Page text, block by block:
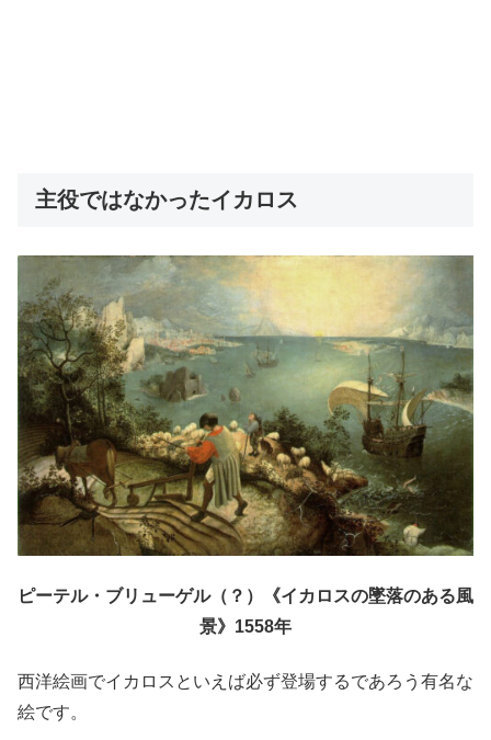
主役ではなかったイカロス
ピーテル・ブリューゲル（？）《イカロスの墜落のある風
景》1558年
西洋絵画でイカロスといえば必ず登場するであろう有名な
絵です。